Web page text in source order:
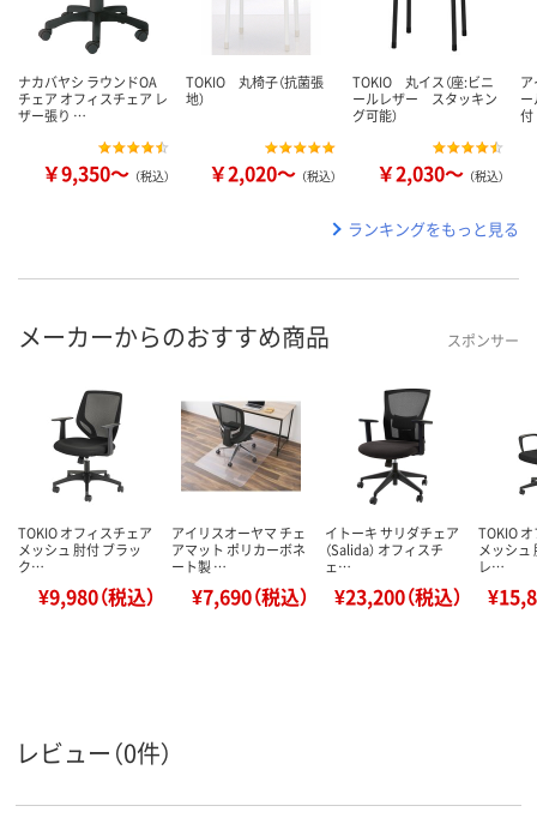
ナカバヤシ ラウンドOA
チェア オフィスチェア レ
ザー張り …
￥9,350～ （税込）
TOKIO 丸椅子（抗菌張
地）
￥2,020～ （税込）
TOKIO 丸イス（座:ビニ
ールレザー スタッキン
グ可能）
￥2,030～ （税込）
ランキングをもっと見る
メーカーからのおすすめ商品 スポンサー
TOKIO オフィスチェア
メッシュ 肘付 ブラッ
ク…
¥9,980（税込）
アイリスオーヤマ チェ
アマット ポリカーボネ
ート製 …
¥7,690（税込）
イトーキ サリダチェア
（Salida） オフィスチ
ェ…
¥23,200（税込）
TOKIO
メッシュ
レ…
レビュー（0件）